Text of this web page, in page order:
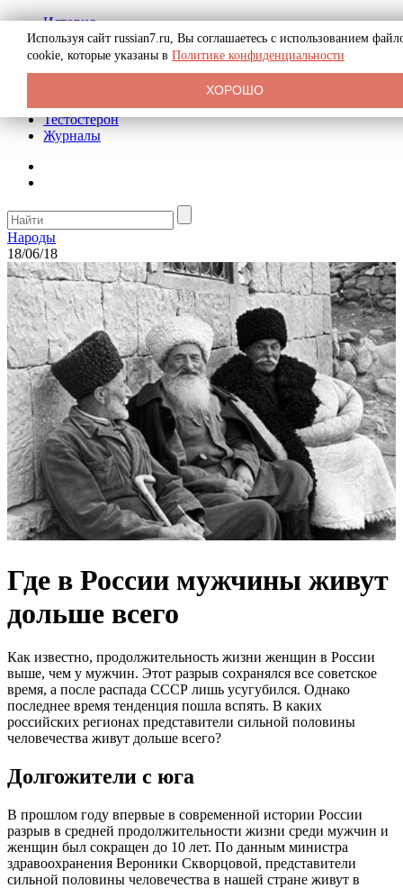
История
Биография
Криминал
Реклама на сайте
Тестостерон
Журналы
Народы
18/06/18
Где в России мужчины живут
дольше всего
Как известно, продолжительность жизни женщин в России
выше, чем у мужчин. Этот разрыв сохранялся все советское
время, а после распада СССР лишь усугубился. Однако
последнее время тенденция пошла вспять. В каких
российских регионах представители сильной половины
человечества живут дольше всего?
Долгожители с юга
В прошлом году впервые в современной истории России
разрыв в средней продолжительности жизни среди мужчин и
женщин был сокращен до 10 лет. По данным министра
здравоохранения Вероники Скворцовой, представители
сильной половины человечества в нашей стране живут в
Используя сайт russian7.ru, Вы соглашаетесь с использованием
cookie, которые указаны в Политике конфиденциальности
ХОРОШО